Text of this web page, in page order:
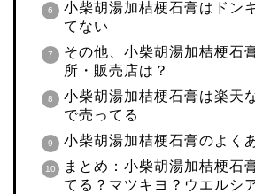
小柴胡湯加桔梗石膏はドン
てない
その他、小柴胡湯加桔梗石
所・販売店は？
小柴胡湯加桔梗石膏は楽天
で売ってる
小柴胡湯加桔梗石膏のよく
まとめ：小柴胡湯加桔梗石
てる？マツキヨ？ウエルシ